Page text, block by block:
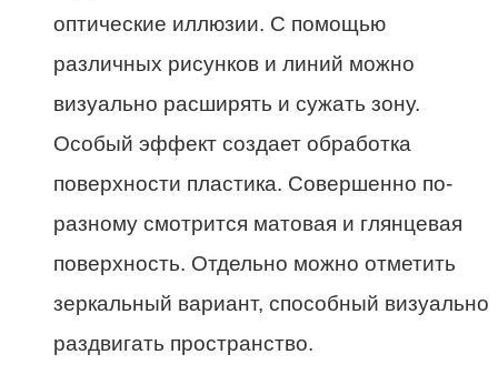
оптические иллюзии. С помощью
различных рисунков и линий можно
визуально расширять и сужать зону.
Особый эффект создает обработка
поверхности пластика. Совершенно по-
разному смотрится матовая и глянцевая
поверхность. Отдельно можно отметить
зеркальный вариант, способный визуально
раздвигать пространство.